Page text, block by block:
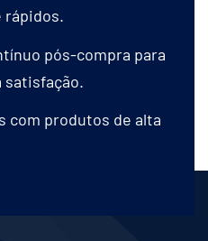
rápidos.
pós-compra para
satisfação.
com produtos de alta